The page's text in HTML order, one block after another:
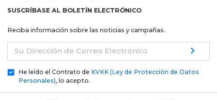
SUSCRÍBASE AL BOLETÍN ELECTRÓNICO
Reciba información sobre las noticias y campañas.
Su Dirección de Correo Electrónico
He leído el Contrato de KVKK (Ley de Protección de Datos
Personales), lo acepto.